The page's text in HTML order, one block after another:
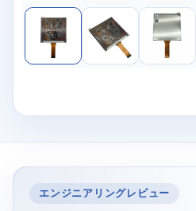
エンジニアリングレビュー